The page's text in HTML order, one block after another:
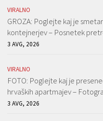
VIRALNO
GROZA: Poglejte kaj je
kontejnerjev – Posnetek
3 AVG, 2026
VIRALNO
FOTO: Poglejte kaj je
hrvaških apartmajev –
3 AVG, 2026